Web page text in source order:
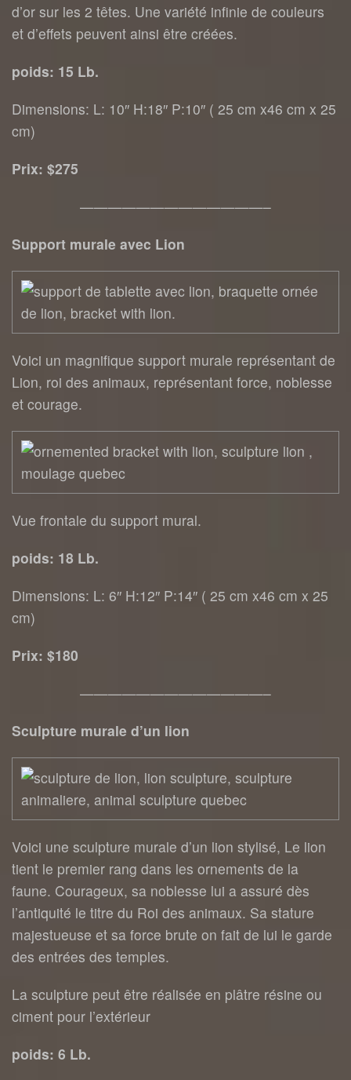
d’or sur les 2 têtes. Une variété infinie de couleurs
et d’effets peuvent ainsi être créées.
poids: 15 Lb.
Dimensions: L: 10″ H:18″ P:10″ ( 25 cm x46 cm x 25
cm)
Prix: $275
—————————————–
Support murale avec Lion
Voici un magnifique support murale représentant de
Lion, roi des animaux, représentant force, noblesse
et courage.
Vue frontale du support mural.
poids: 18 Lb.
Dimensions: L: 6″ H:12″ P:14″ ( 25 cm x46 cm x 25
cm)
Prix: $180
—————————————–
Sculpture murale d’un lion
Voici une sculpture murale d’un lion stylisé, Le lion
tient le premier rang dans les ornements de la
faune. Courageux, sa noblesse lui a assuré dès
l’antiquité le titre du Roi des animaux. Sa stature
majestueuse et sa force brute on fait de lui le garde
des entrées des temples.
La sculpture peut être réalisée en plâtre résine ou
ciment pour l’extérieur
poids: 6 Lb.